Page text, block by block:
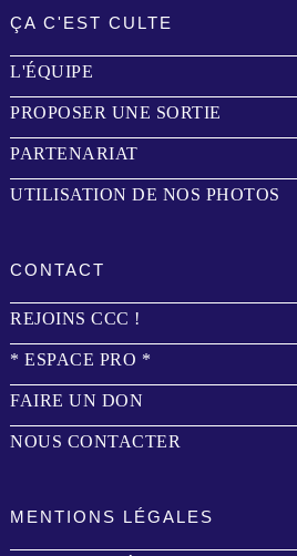
ÇA C'EST CULTE
L'ÉQUIPE
PROPOSER UNE SORTIE
PARTENARIAT
UTILISATION DE NOS PHOTOS
CONTACT
REJOINS CCC !
* ESPACE PRO *
FAIRE UN DON
NOUS CONTACTER
MENTIONS LÉGALES